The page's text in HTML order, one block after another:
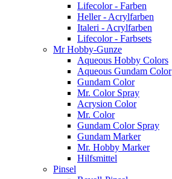
Lifecolor - Farben
Heller - Acrylfarben
Italeri - Acrylfarben
Lifecolor - Farbsets
Mr Hobby-Gunze
Aqueous Hobby Colors
Aqueous Gundam Color
Gundam Color
Mr. Color Spray
Acrysion Color
Mr. Color
Gundam Color Spray
Gundam Marker
Mr. Hobby Marker
Hilfsmittel
Pinsel